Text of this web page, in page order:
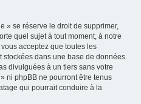
» se réserve le droit de supprimer,
quel sujet à tout moment, à notre
acceptez que toutes les
dans une base de données.
divulguées à un tiers sans votre
ni phpBB ne pourront être tenus
qui pourrait conduire à la